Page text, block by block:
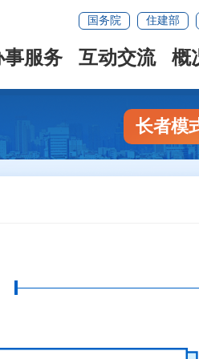
国务院 住建部
事服务 互动交流 概
长者模